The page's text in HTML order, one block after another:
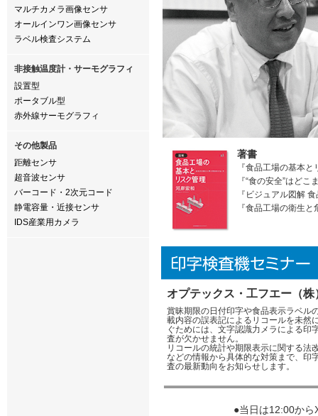
マルチカメラ画像センサ
オールインワン画像センサ
ラベル検査システム
非接触温度計・サーモグラフィ
設置型
ポータブル型
赤外線サーモグラフィ
その他製品
距離センサ
超音波センサ
バーコード・2次元コード
静電容量・近接センサ
IDS産業用カメラ
著書
『食品工場の基本
『“食の安全”はど
『ビジュアル図解
『食品工場の衛生
オプテックス・工フエー（株
賞昧期限の日付印字や食品表示ラベル
載内容の誤表記によるリコールを未然
ぐためには、文字認識力メラによる印
査が欠かせません。
リコールの統計や期限表示に関する法
などの情報から具体的な対策まで、印
査の最新動向をお知らせします。
●当日は12:00から